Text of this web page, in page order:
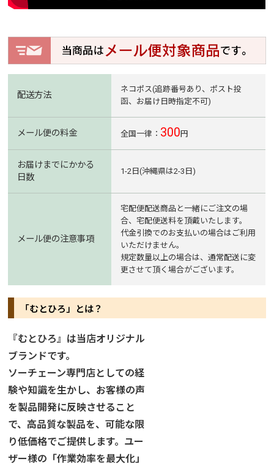
配送方法
ネコポス(追跡番号あり、ポスト投
函、お届け日時指定不可)
メール便の料金 全国一律： 300円
お届けまでにかかる
日数
1-2日(沖縄県は2-3日)
メール便の注意事項
宅配便配送商品と一緒にご注文の場
合、宅配便送料を頂戴いたします。
代金引換でのお支払いの場合はご利用
いただけません。
規定数量以上の場合は、通常配送に変
更させて頂く場合がございます。
「むとひろ」とは？
『むとひろ』は当店オリジナル
ブランドです。
ソーチェーン専門店としての経
験や知識を生かし、お客様の声
を製品開発に反映させること
で、高品質な製品を、可能な限
り低価格でご提供します。ユー
ザー様の「作業効率を最大化」